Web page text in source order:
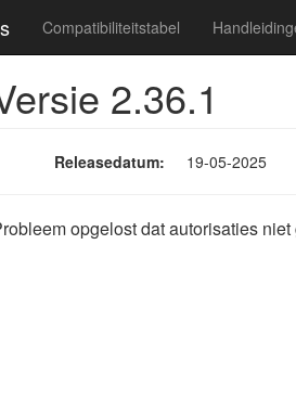
Compatibiliteitstabel
2.36.1
Releasedatum: 19-05-2025
opgelost dat autorisaties